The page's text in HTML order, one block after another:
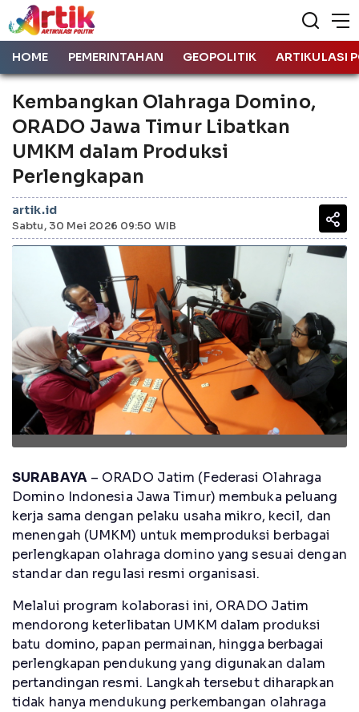
HOME PEMERINTAHAN GEOPOLITIK ARTIKULASI
Kembangkan Olahraga Domino,
ORADO Jawa Timur Libatkan
UMKM dalam Produksi
Perlengkapan
artik.id
Sabtu, 30 Mei 2026 09:50 WIB
SURABAYA– ORADO Jatim (Federasi Olahraga
Domino Indonesia Jawa Timur) membuka peluang
kerja sama dengan pelaku usaha mikro, kecil, dan
menengah (UMKM) untuk memproduksi berbagai
perlengkapan olahraga domino yang sesuai dengan
standar dan regulasi resmi organisasi.
Melalui program kolaborasi ini, ORADO Jatim
mendorong keterlibatan UMKM dalam produksi
batu domino, papan permainan, hingga berbagai
perlengkapan pendukung yang digunakan dalam
pertandingan resmi. Langkah tersebut diharapkan
tidak hanya mendukung perkembangan olahraga